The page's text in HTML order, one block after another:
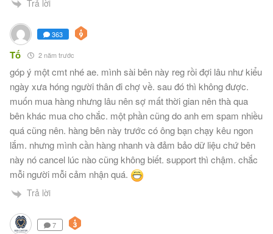
Trả lời
363
Tố 2 năm trước
góp ý một cmt nhé ae. mình sài bên này reg rồi đợi lâu như kiểu
ngày xưa hóng người thân đi chợ về. sau đó thì không được.
muốn mua hàng nhưng lâu nên sợ mất thời gian nên thà qua
bên khác mua cho chắc. một phần cũng do anh em spam nhiều
quá cũng nên. hàng bên này trước có ông bạn chạy kêu ngon
lắm. nhưng mình cần hàng nhanh và đảm bảo dữ liệu chứ bên
này nó cancel lúc nào cũng không biết. support thì chậm. chắc
mỗi người mỗi cảm nhận quá.
Trả lời
7